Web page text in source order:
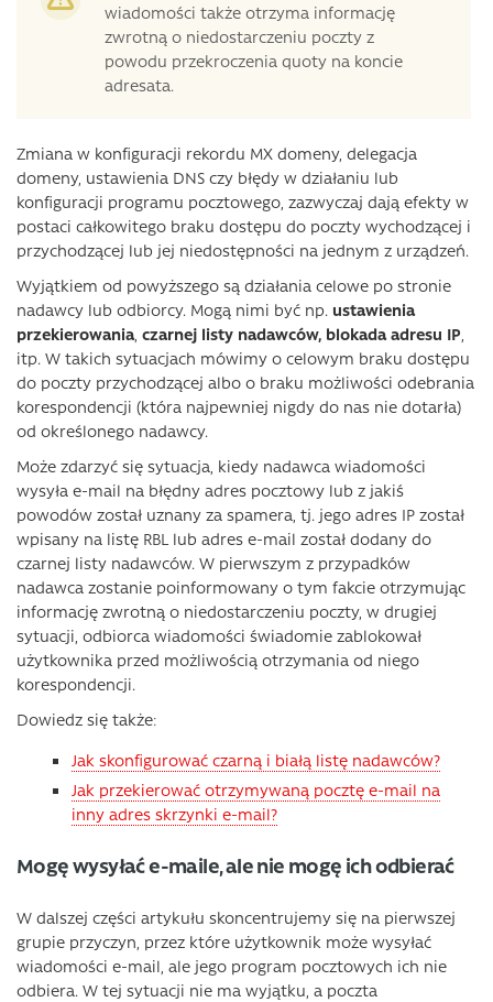
wiadomości także otrzyma informację
zwrotną o niedostarczeniu poczty z
powodu przekroczenia quoty na koncie
adresata.
Zmiana w konfiguracji rekordu MX domeny, delegacja
domeny, ustawienia DNS czy błędy w działaniu lub
konfiguracji programu pocztowego, zazwyczaj dają efekty w
postaci całkowitego braku dostępu do poczty wychodzącej i
przychodzącej lub jej niedostępności na jednym z urządzeń.
Wyjątkiem od powyższego są działania celowe po stronie
nadawcy lub odbiorcy. Mogą nimi być np. ustawienia
przekierowania, czarnej listy nadawców, blokada adresu IP,
itp. W takich sytuacjach mówimy o celowym braku dostępu
do poczty przychodzącej albo o braku możliwości odebrania
korespondencji (która najpewniej nigdy do nas nie dotarła)
od określonego nadawcy.
Może zdarzyć się sytuacja, kiedy nadawca wiadomości
wysyła e-mail na błędny adres pocztowy lub z jakiś
powodów został uznany za spamera, tj. jego adres IP został
wpisany na listę RBL lub adres e-mail został dodany do
czarnej listy nadawców. W pierwszym z przypadków
nadawca zostanie poinformowany o tym fakcie otrzymując
informację zwrotną o niedostarczeniu poczty, w drugiej
sytuacji, odbiorca wiadomości świadomie zablokował
użytkownika przed możliwością otrzymania od niego
korespondencji.
Dowiedz się także:
Jak skonfigurować czarną i białą listę nadawców?
Jak przekierować otrzymywaną pocztę e-mail na
inny adres skrzynki e-mail?
Mogę wysyłać e-maile, ale nie mogę ich odbierać
W dalszej części artykułu skoncentrujemy się na pierwszej
grupie przyczyn, przez które użytkownik może wysyłać
wiadomości e-mail, ale jego program pocztowych ich nie
odbiera. W tej sytuacji nie ma wyjątku, a poczta